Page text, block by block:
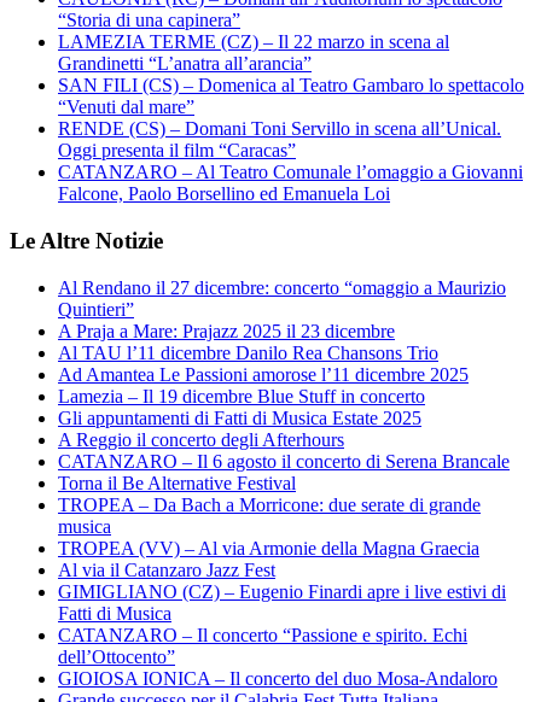
“Storia di una capinera”
LAMEZIA TERME (CZ) – Il 22 marzo in scena al
Grandinetti “L’anatra all’arancia”
SAN FILI (CS) – Domenica al Teatro Gambaro lo spettacolo
“Venuti dal mare”
RENDE (CS) – Domani Toni Servillo in scena all’Unical.
Oggi presenta il film “Caracas”
CATANZARO – Al Teatro Comunale l’omaggio a Giovanni
Falcone, Paolo Borsellino ed Emanuela Loi
Le Altre Notizie
Al Rendano il 27 dicembre: concerto “omaggio a Maurizio
Quintieri”
A Praja a Mare: Prajazz 2025 il 23 dicembre
Al TAU l’11 dicembre Danilo Rea Chansons Trio
Ad Amantea Le Passioni amorose l’11 dicembre 2025
Lamezia – Il 19 dicembre Blue Stuff in concerto
Gli appuntamenti di Fatti di Musica Estate 2025
A Reggio il concerto degli Afterhours
CATANZARO – Il 6 agosto il concerto di Serena Brancale
Torna il Be Alternative Festival
TROPEA – Da Bach a Morricone: due serate di grande
musica
TROPEA (VV) – Al via Armonie della Magna Graecia
Al via il Catanzaro Jazz Fest
GIMIGLIANO (CZ) – Eugenio Finardi apre i live estivi di
Fatti di Musica
CATANZARO – Il concerto “Passione e spirito. Echi
dell’Ottocento”
GIOIOSA IONICA – Il concerto del duo Mosa-Andaloro